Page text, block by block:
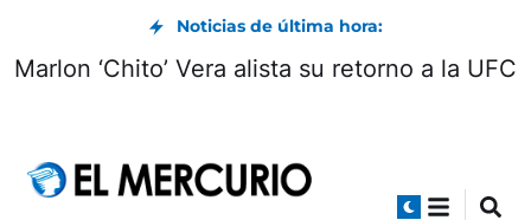
Noticias de última hora:
Marlon ‘Chito’ Vera alista su retorno a la UFC